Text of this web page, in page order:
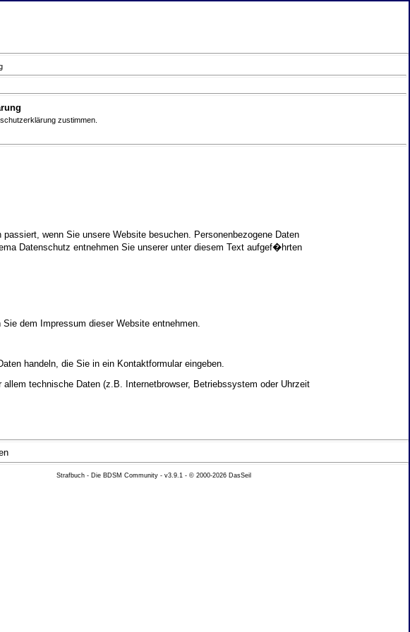
zustimmen.
wenn Sie unsere Website besuchen. Personenbezogene Daten
Datenschutz entnehmen Sie unserer unter diesem Text aufgef�hrten
dem Impressum dieser Website entnehmen.
handeln, die Sie in ein Kontaktformular eingeben.
technische Daten (z.B. Internetbrowser, Betriebssystem oder Uhrzeit
k�nnen zur Analyse Ihres Nutzerverhaltens verwendet werden.
personenbezogenen Daten zu erhalten. Sie haben au�erdem ein
Strafbuch - Die BDSM Community - v3.9.1 - © 2000-2026 DasSeil